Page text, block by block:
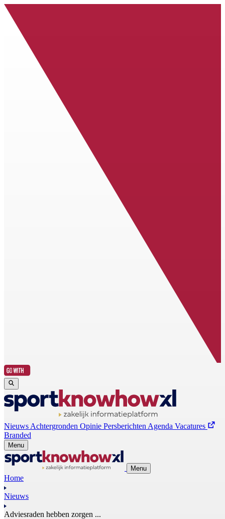
Nieuws Achtergronden Opinie Persberichten Agenda Vacatures
Branded
Menu
Menu
Home
Nieuws
Adviesraden hebben zorgen ...